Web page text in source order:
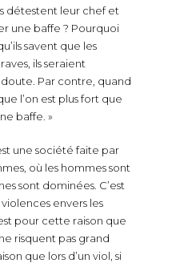
détestent leur chef et
une baffe ? Pourquoi
savent que les
ils seraient
Par contre, quand
l’on est plus fort que
baffe. »
une société faite par
où les hommes sont
sont dominées. C’est
envers les
pour cette raison que
risquent pas grand
que lors d’un viol, si